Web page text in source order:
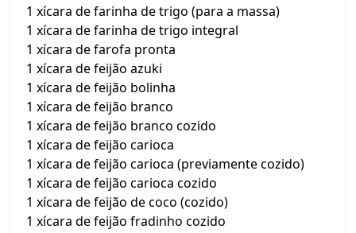
1 xícara de farinha de trigo (para a massa)
1 xícara de farinha de trigo integral
1 xícara de farofa pronta
1 xícara de feijão azuki
1 xícara de feijão bolinha
1 xícara de feijão branco
1 xícara de feijão branco cozido
1 xícara de feijão carioca
1 xícara de feijão carioca (previamente cozido)
1 xícara de feijão carioca cozido
1 xícara de feijão de coco (cozido)
1 xícara de feijão fradinho cozido